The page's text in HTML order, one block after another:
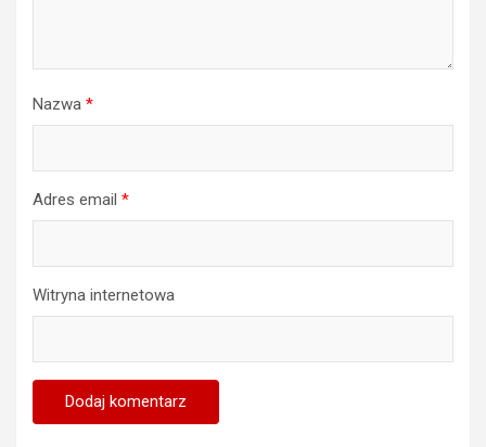
Nazwa *
Adres email *
Witryna internetowa